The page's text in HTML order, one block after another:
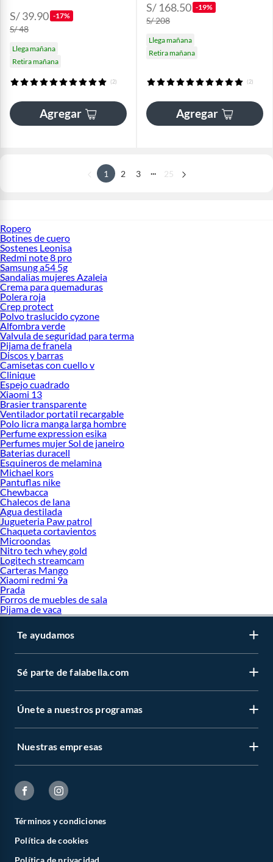
S/ 39.90 -17%
S/ 48
Llega mañana
Retira mañana
(2)
Agregar
S/ 168.50 -19%
S/ 208
Llega mañana
Retira mañana
(2)
Agregar
1 2 3 25
Ropero
Botines de cuero
Sostenes Leonisa
Redmi note 8 pro
Samsung a54 5g
Sandalias mujeres Azaleia
Crema para quemaduras
Polera roja
Crep protect
Polvo traslucido cyzone
Alfombra verde
Valvula de seguridad para terma
Pijama de franela
Discos y barras
Camisetas con cuello v
Clinique
Espejo cuadrado
Xiaomi 13
Brasier transparente
Ventilador portatil recargable
Polo licra manga larga hombre
Perfume expression esika
Perfumes mujer Sol de janeiro
Baterias duracell
Esquineros de melamina
Michael kors
Pantuflas nike
Chewbacca
Chalecos de lana
Agua destilada
Jugueteria Paw patrol
Chaqueta cortavientos
Microondas
Nitro tech whey gold
Logitech streamcam
Carteras Mango
Xiaomi redmi 9a
Prada
Forros de muebles de sala
Pijama de vaca
Te ayudamos
Sé parte de falabella.com
Únete a nuestros programas
Nuestras empresas
Términos y condiciones
Política de cookies